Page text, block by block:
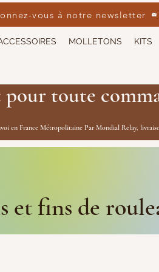
MOLLETONS KITS
vous à notre newsletter
toute
en France Métropolitaine Par Mondial Relay,
et fins de